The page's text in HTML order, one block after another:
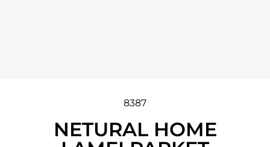
8387
NETURAL HOME